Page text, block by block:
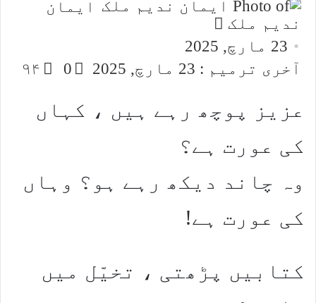
ایمان
ندیم ملک
an
email
23 مارچ, 2025
آخری ترمیم : 23 مارچ, 2025
0 ۹۴
عزیز پوچھ رہے ہیں ، کہاں
کی عورت ہے؟
وہ چاند دیکھ رہے ہو؟ وہاں
کی عورت ہے!
کتابیں پڑھتی ، تخیّل میں